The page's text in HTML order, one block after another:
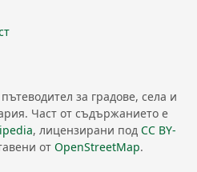
за градове, села и
Част от съдържанието е
, лицензирани под CC BY-
от OpenStreetMap.